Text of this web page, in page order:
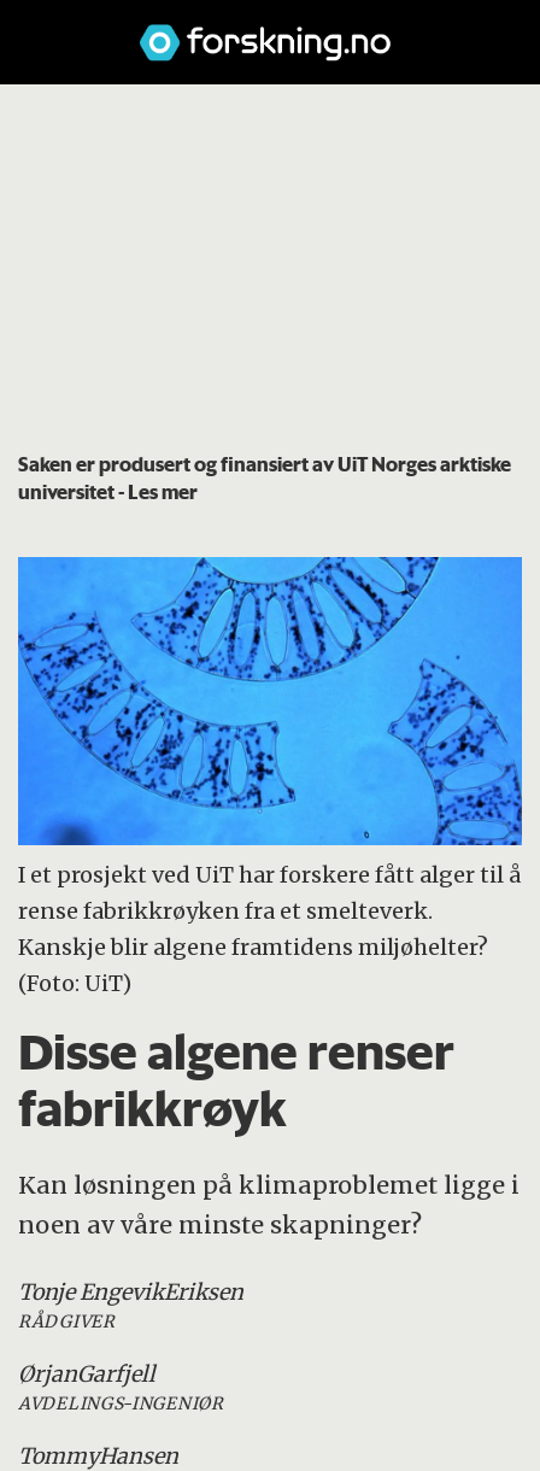
Saken er produsert og finansiert av UiT Norges arktiske
universitet- Les mer
I et prosjekt ved UiT har forskere fått alger til å
rense fabrikkrøyken fra et smelteverk.
Kanskje blir algene framtidens miljøhelter?
(Foto: UiT)
Disse algene renser
fabrikkrøyk
Kan løsningen på klimaproblemet ligge i
noen av våre minste skapninger?
Tonje EngevikEriksen
RÅDGIVER
ØrjanGarfjell
AVDELINGS-INGENIØR
TommyHansen